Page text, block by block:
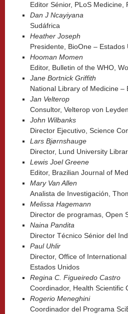
Editor Sénior, PLoS
Dan J Ncayiyana
Sudáfrica
Heather Joseph
Presidente, BioOne – Estados
Hooman Momen
Editor, Bulletin of the WHO,
Jane Bortnick Griffith
National Library of Medicine –
Jan Velterop
Consultor, Velterop von
John Wilbanks
Director Ejecutivo, Science
Lars Bjørnshauge
Director, Lund University
Lewis Joel Greene
Editor, Brazilian Journal of
Mary Van Allen
Analista de Investigación,
Melissa Hagemann
Director de programas, Open
Naina Pandita
Director Técnico Sénior del
Paul Uhlir
Director, Office of
Estados Unidos
Regina C. Figueiredo Castro
Coordinador, Health Scientific
Rogerio Meneghini
Coordinador del Programa